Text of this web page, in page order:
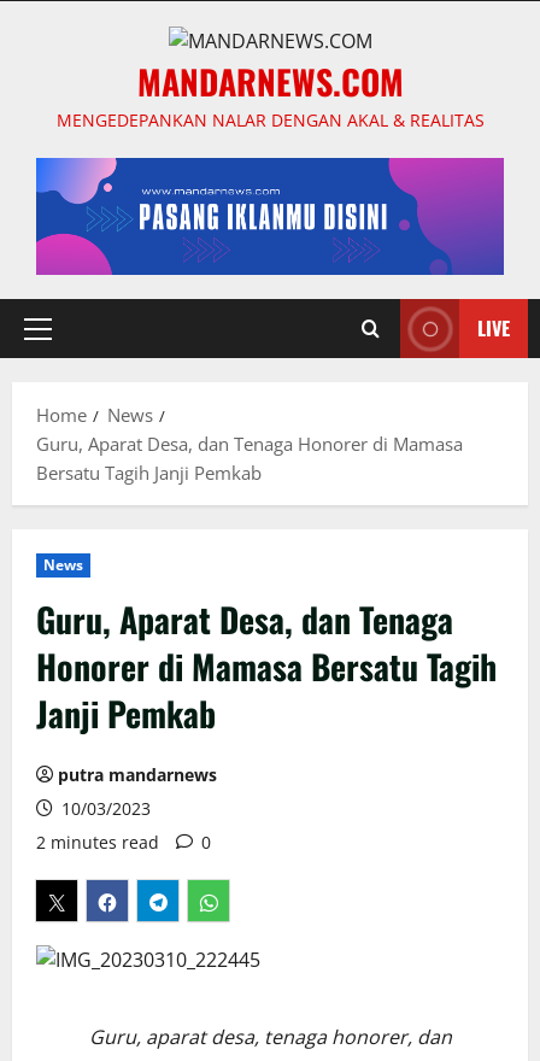
MANDARNEWS.COM
MENGEDEPANKAN NALAR DENGAN AKAL & REALITAS
Primary
LIVE
Home
News
Guru, Aparat Desa, dan Tenaga Honorer di Mamasa
Bersatu Tagih Janji Pemkab
News
Guru, Aparat Desa, dan Tenaga
Honorer di Mamasa Bersatu Tagih
Janji Pemkab
putra mandarnews
10/03/2023
2 minutes read
0
Guru, aparat desa, tenaga honorer, dan